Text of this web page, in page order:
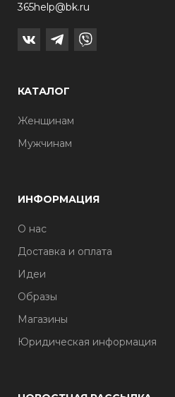
365help@bk.ru
КАТАЛОГ
Женщинам
Мужчинам
ИНФОРМАЦИЯ
О нас
Доставка и оплата
Идеи
Образы
Магазины
Юридическая информация